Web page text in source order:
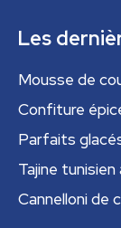
Les
Mousse de
Confiture
Parfaits
Tajine
Cannelloni de